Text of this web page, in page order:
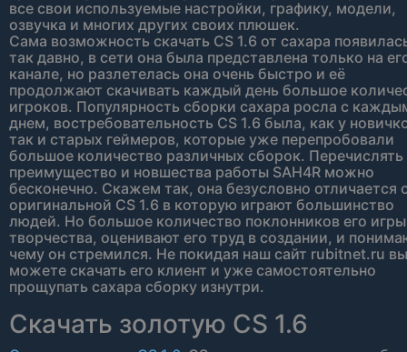
все свои используемые настройки, графику, модели,
озвучка и многих других своих плюшек.
Сама возможность скачать CS 1.6 от сахара
так давно, в сети она была представлена только на
канале, но разлетелась она очень быстро и её
продолжают скачивать каждый день большое
игроков. Популярность сборки сахара росла с
днем, востребовательность CS 1.6 была, как у
так и старых геймеров, которые уже перепробовали
большое количество различных сборок. Перечислять
преимущество и новшества работы SAH4R можно
бесконечно. Скажем так, она безусловно отличается
оригинальной CS 1.6 в которую играют большинство
людей. Но большое количество поклонников его
творчества, оценивают его труд в создании, и
чему он стремился. Не покидая наш сайт rubitnet.ru вы
можете скачать его клиент и уже самостоятельно
прощупать сахара сборку изнутри.
Скачать золотую CS 1.6